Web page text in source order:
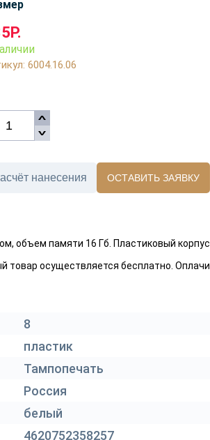
6004.16.06
нанесения
ОСТАВИТЬ ЗАЯВКУ
объем памяти 16 Гб. Пластиковый
осуществляется бесплатно.
8
пластик
Тампопечать
Россия
белый
4620752358257